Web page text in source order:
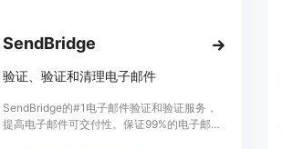
SendBridge
验证、验证和清理电子邮件
SendBridge的#1电子邮件验证和验证服务，
提高电子邮件可交付性。保证99%的电子邮件